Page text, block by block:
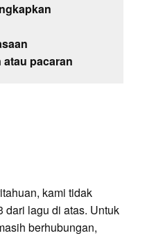
pacaran
kami tidak
dari lagu di atas. Untuk
berhubungan,